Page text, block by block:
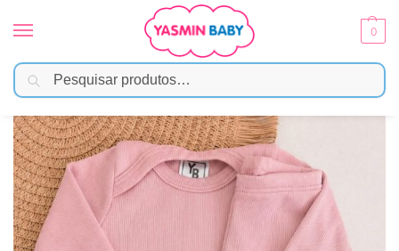
0
Início Moda Bebê / Menina / Conjunto Body Bebê Pagão Canelado Longo – Rose